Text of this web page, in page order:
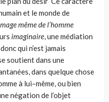
et le monde de
même de l’homme
imaginaire, une médiation
qui n’est jamais
soutient dans une
dans quelque chose
à lui–même, ou bien
négation de l’objet